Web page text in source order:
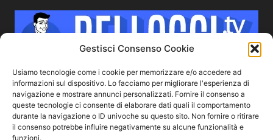
Gestisci Consenso Cookie
Usiamo tecnologie come i cookie per memorizzare e/o accedere ad
informazioni sul dispositivo. Lo facciamo per migliorare l'esperienza di
navigazione e mostrare annunci personalizzati. Fornire il consenso a
queste tecnologie ci consente di elaborare dati quali il comportamento
durante la navigazione o ID univoche su questo sito. Non fornire o ritirare
il consenso potrebbe influire negativamente su alcune funzionalità e
funzioni.
CHI SIAMO
Bellocci.TV ha l'obiettivo di parlare dei ragazzi più sexy che